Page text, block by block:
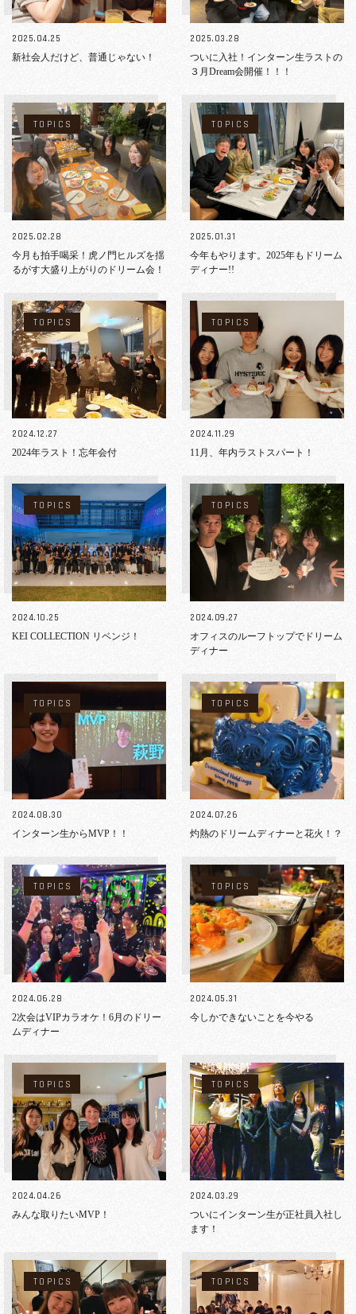
2025.04.25
新社会人だけど、普通じゃない！
2025.03.28
ついに入社！インターン生ラストの
３月Dream会開催！！！
TOPICS
2025.02.28
今月も拍手喝采！虎ノ門ヒルズを揺
るがす大盛り上がりのドリーム会！
TOPICS
2025.01.31
今年もやります。2025年もドリーム
ディナー!!
TOPICS
2024.12.27
2024年ラスト！忘年会付
TOPICS
2024.11.29
11月、年内ラストスパート！
TOPICS
2024.10.25
KEI COLLECTION リベンジ！
TOPICS
2024.09.27
オフィスのルーフトップでドリーム
ディナー
TOPICS
2024.08.30
インターン生からMVP！！
TOPICS
2024.07.26
灼熱のドリームディナーと花火！？
TOPICS
2024.06.28
2次会はVIPカラオケ！6月のドリー
ムディナー
TOPICS
2024.05.31
今しかできないことを今やる
TOPICS
2024.04.26
みんな取りたいMVP！
TOPICS
2024.03.29
ついにインターン生が正社員入社し
ます！
TOPICS TOPICS